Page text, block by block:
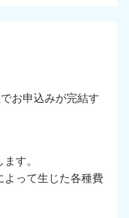
お申込みが完結す
す。
よって生じた各種費